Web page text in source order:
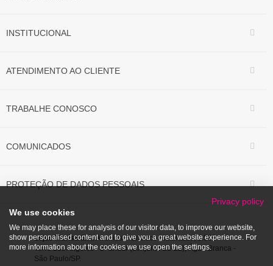
INSTITUCIONAL
ATENDIMENTO AO CLIENTE
TRABALHE CONOSCO
COMUNICADOS
PROTEÇÃO DE DADOS PESSOAIS
Lojas Marisa S/A.Avenida Francisco Matarazzo, 1.500
Torre Los Angeles - 2º andar (conjunto 21-22), Água Branca -
São Paulo/SP.
Privacy policy
We use cookies
We may place these for analysis of our visitor data, to improve our website,
show personalised content and to give you a great website experience. For
more information about the cookies we use open the settings.